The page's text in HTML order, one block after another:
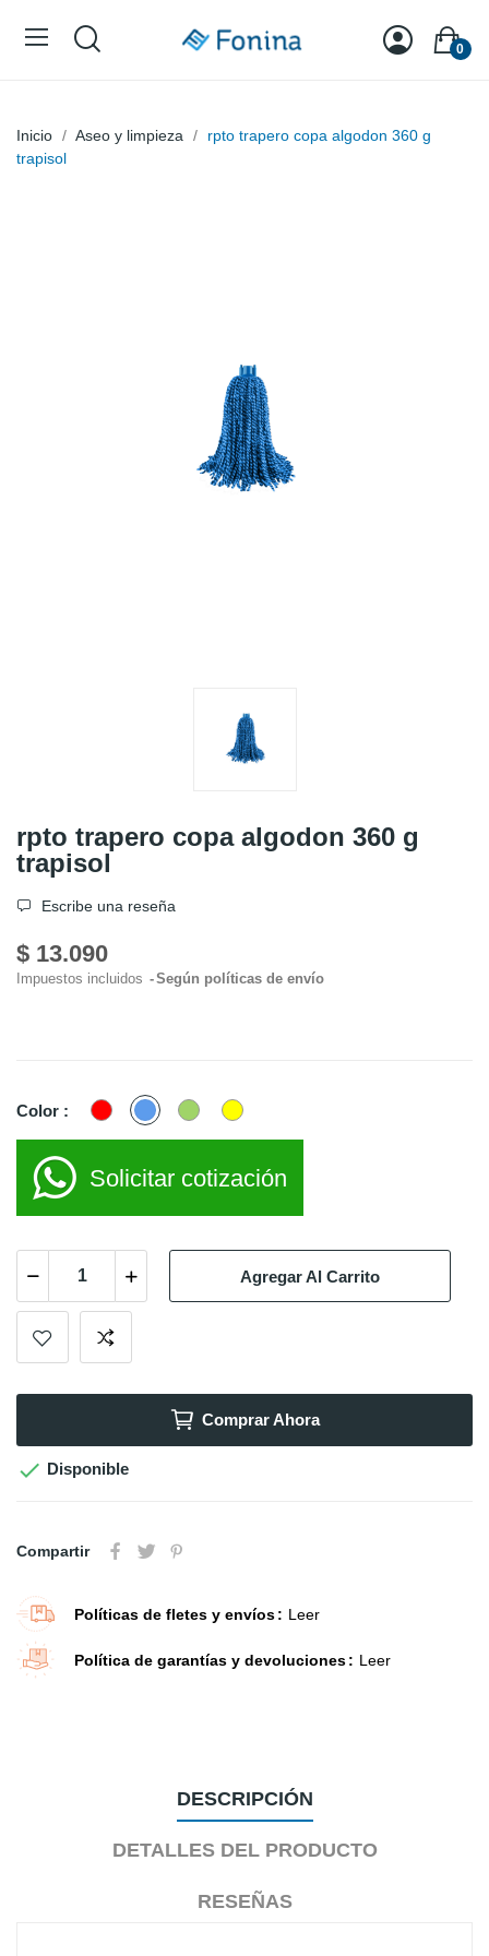
0
Inicio Aseo y limpieza
rpto trapero copa algodon 360 g
trapisol
rpto trapero copa algodon 360 g
trapisol
Escribe una reseña
$ 13.090
Impuestos incluidos Según políticas de envío
Color : Rojo Azul VerdeAmarillo
Solicitar cotización
Agregar Al Carrito
Comprar Ahora
 Disponible
Compartir
Políticas de fletes y envíos Leer
Política de garantías y devoluciones Leer
DESCRIPCIÓN
DETALLES DEL PRODUCTO
RESEÑAS